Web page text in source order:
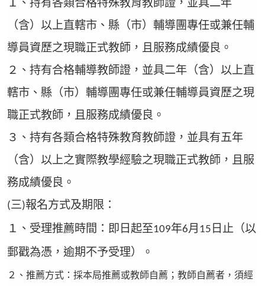
１、持有各類合格特殊教育教師證，並具二年
（含）以上直轄市、縣（市）輔導團專任或兼任輔
導員資歷之現職正式教師，且服務成績優良。
２、持有合格輔導教師證，並具二年（含）以上直
轄市、縣（市）輔導團專任或兼任輔導員資歷之現
職正式教師，且服務成績優良。
３、持有各類合格特殊教育教師證，並具有五年
（含）以上之實際教學經驗之現職正式教師，且服
務成績優良。
(三)報名方式及期限：
１、受理推薦時間：即日起至109年6月 15 日止（以
郵戳為憑，逾期不予受理）。
２、推薦方式：採本局推薦或教師自薦；教師自薦者，須經